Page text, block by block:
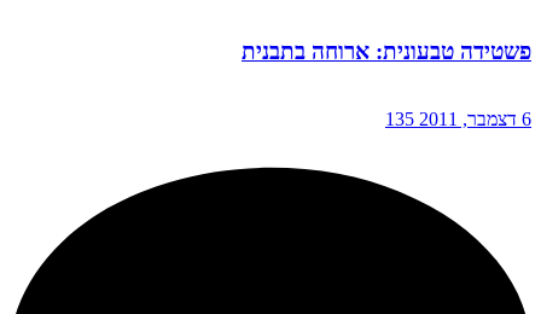
פשטידה טבעונית: ארוחה בתבנית
6 דצמבר, 2011 135